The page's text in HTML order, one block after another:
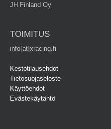
JH Finland Oy
TOIMITUS
info[at]xracing.fi
Kestotilausehdot
Tietosuojaseloste
Käyttöehdot
Evästekäytäntö